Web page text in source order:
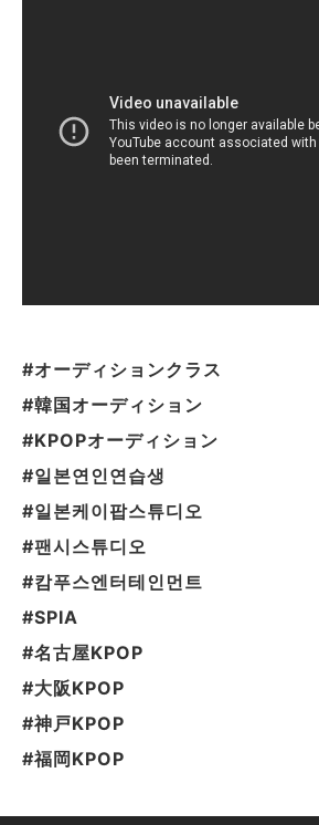
#オーディションクラス
#韓国オーディション
#KPOPオーディション
#일본연인연습생
#일본케이팝스튜디오
#팬시스튜디오
#캄푸스엔터테인먼트
#SPIA
#名古屋KPOP
#大阪KPOP
#神戸KPOP
#福岡KPOP